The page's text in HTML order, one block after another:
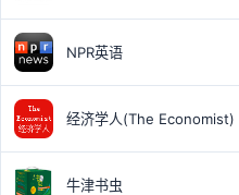
NPR英语
经济学人(The Economist)
牛津书虫